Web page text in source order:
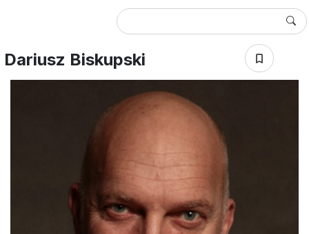
Dariusz Biskupski